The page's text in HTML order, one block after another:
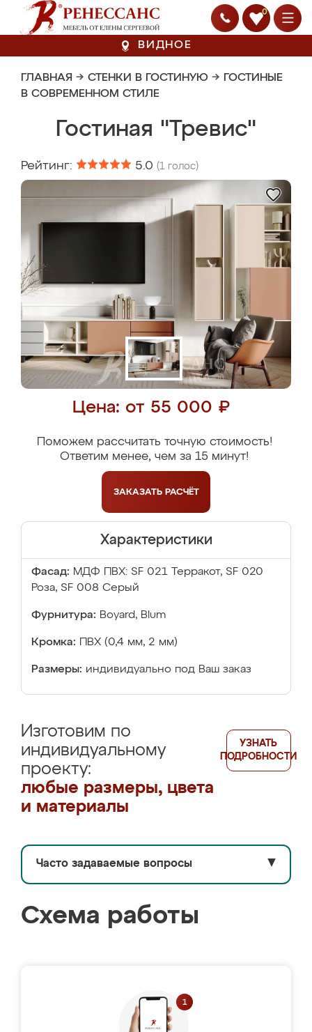
0
ВИДНОЕ
ГЛАВНАЯ → СТЕНКИ В ГОСТИНУЮ → ГОСТИНЫЕ
В СОВРЕМЕННОМ СТИЛЕ
Гостиная "Тревис"
Рейтинг: 5.0 (1 голос)
Цена: от 55 000 ₽
Поможем рассчитать точную стоимость!
Ответим менее, чем за 15 минут!
ЗАКАЗАТЬ РАСЧЁТ
Характеристики
Фасад: МДФ ПВХ: SF 021 Терракот, SF 020
Роза, SF 008 Серый
Фурнитура: Boyard, Blum
Кромка: ПВХ (0,4 мм, 2 мм)
Размеры: индивидуально под Ваш заказ
Изготовим по
индивидуальному
проекту:
любые размеры, цвета
и материалы
УЗНАТЬ
ПОДРОБНОСТИ
Часто задаваемые вопросы ▼
Схема работы